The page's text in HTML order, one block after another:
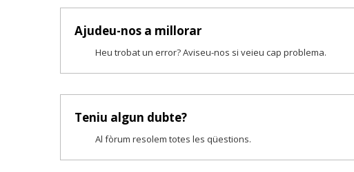
Ajudeu-nos a millorar
Heu trobat un error? Aviseu-nos si veieu cap problema.
Teniu algun dubte?
Al fòrum resolem totes les qüestions.